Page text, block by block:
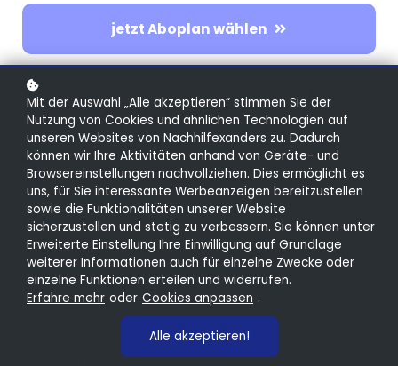
jetzt Aboplan wählen
Inhalte
Barverkehr mit Banken
Abschlussposten von Bankkonten
Betriebssteuern und Kammerumlage
Anschaffungs-/Betriebskosten Lkw und Pkw
Geschäftsfälle in einem Erzeugungsbetrieb
Einkauf von sonstigen Material
Gutscheine
Mit der Auswahl „Alle akzeptieren“ stimmen Sie der
Nutzung von Cookies und ähnlichen Technologien auf
unseren Websites von Nachhilfexanders zu. Dadurch
können wir Ihre Aktivitäten anhand von Geräte- und
Browsereinstellungen nachvollziehen. Dies ermöglicht es
uns, für Sie interessante Werbeanzeigen bereitzustellen
sowie die Funktionalitäten unserer Website
sicherzustellen und stetig zu verbessern. Sie können unter
Erweiterte Einstellung Ihre Einwilligung auf Grundlage
weiterer Informationen auch für einzelne Zwecke oder
einzelne Funktionen erteilen und widerrufen.
Erfahre mehr oder Cookies anpassen .
Alle akzeptieren!